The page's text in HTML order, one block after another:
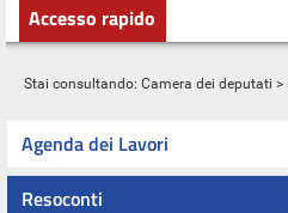
Accesso rapido
Stai consultando: Camera dei deputati >
Agenda dei Lavori
Resoconti